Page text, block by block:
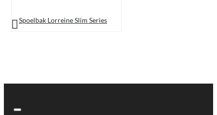
Spoelbak Lorreine Slim Series